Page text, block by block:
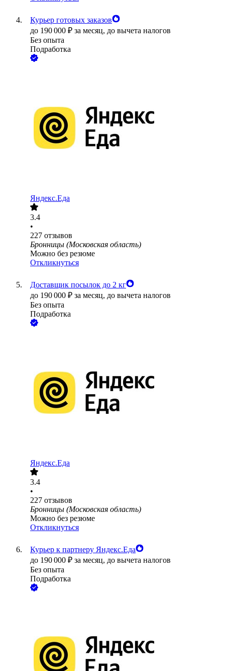
Курьер готовых заказов
до 190 000 ₽ за месяц, до вычета налогов
Без опыта
Подработка
Яндекс.Еда
3.4
•
227 отзывов
Бронницы (Московская область)
Можно без резюме
Откликнуться
Доставщик посылок до 2 кг
до 190 000 ₽ за месяц, до вычета налогов
Без опыта
Подработка
Яндекс.Еда
3.4
•
227 отзывов
Бронницы (Московская область)
Можно без резюме
Откликнуться
Курьер к партнеру Яндекс.Еда
до 190 000 ₽ за месяц, до вычета налогов
Без опыта
Подработка